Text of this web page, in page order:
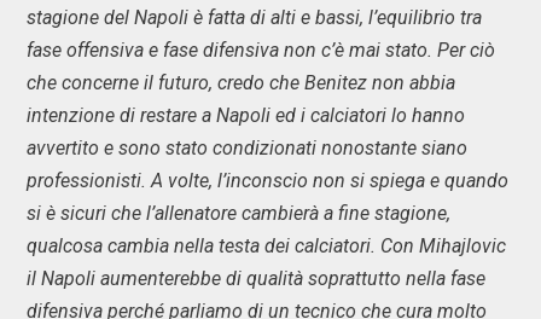
stagione del Napoli è fatta di alti e bassi, l’equilibrio tra
fase offensiva e fase difensiva non c’è mai stato. Per ciò
che concerne il futuro, credo che Benitez non abbia
intenzione di restare a Napoli ed i calciatori lo hanno
avvertito e sono stato condizionati nonostante siano
professionisti. A volte, l’inconscio non si spiega e quando
si è sicuri che l’allenatore cambierà a fine stagione,
qualcosa cambia nella testa dei calciatori. Con Mihajlovic
il Napoli aumenterebbe di qualità soprattutto nella fase
difensiva perché parliamo di un tecnico che cura molto